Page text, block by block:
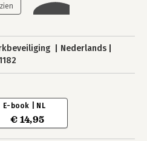
Nederlands
E-book | NL
€ 14,95